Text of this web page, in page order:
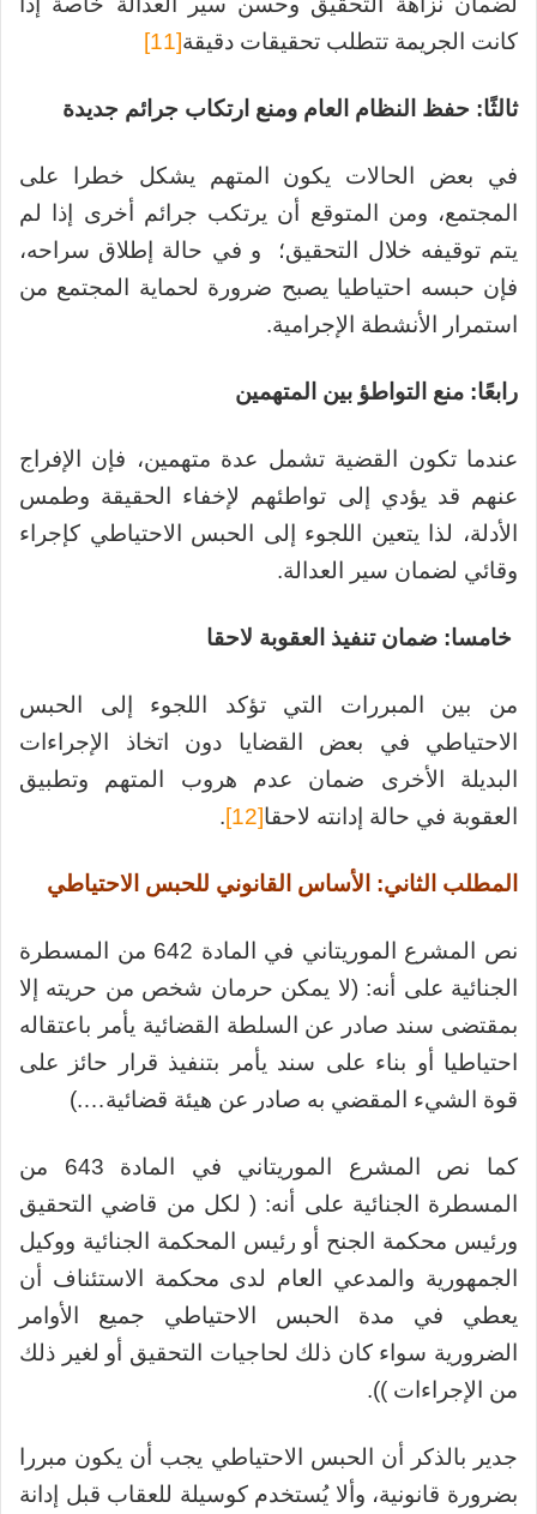
كانت الجريمة تتطلب تحقيقات دقيقة[11]
ثالثًا: حفظ النظام العام ومنع ارتكاب جرائم جديدة
في بعض الحالات يكون المتهم يشكل خطرا على
المجتمع، ومن المتوقع أن يرتكب جرائم أخرى إذا لم
يتم توقيفه خلال التحقيق؛ و في حالة إطلاق سراحه،
فإن حبسه احتياطيا يصبح ضرورة لحماية المجتمع من
استمرار الأنشطة الإجرامية.
رابعًا: منع التواطؤ بين المتهمين
عندما تكون القضية تشمل عدة متهمين، فإن الإفراج
عنهم قد يؤدي إلى تواطئهم لإخفاء الحقيقة وطمس
الأدلة، لذا يتعين اللجوء إلى الحبس الاحتياطي كإجراء
وقائي لضمان سير العدالة.
خامسا: ضمان تنفيذ العقوبة لاحقا
من بين المبررات التي تؤكد اللجوء إلى الحبس
الاحتياطي في بعض القضايا دون اتخاذ الإجراءات
البديلة الأخرى ضمان عدم هروب المتهم وتطبيق
العقوبة في حالة إدانته لاحقا[12]
.
المطلب الثاني: الأساس القانوني للحبس الاحتياطي
نص المشرع الموريتاني في المادة 642 من المسطرة
الجنائية على أنه: (لا يمكن حرمان شخص من حريته إلا
بمقتضى سند صادر عن السلطة القضائية يأمر باعتقاله
احتياطيا أو بناء على سند يأمر بتنفيذ قرار حائز على
قوة الشيء المقضي به صادر عن هيئة قضائية….)
كما نص المشرع الموريتاني في المادة 643 من
المسطرة الجنائية على أنه: ( لكل من قاضي التحقيق
ورئيس محكمة الجنح أو رئيس المحكمة الجنائية ووكيل
الجمهورية والمدعي العام لدى محكمة الاستئناف أن
يعطي في مدة الحبس الاحتياطي جميع الأوامر
الضرورية سواء كان ذلك لحاجيات التحقيق أو لغير ذلك
من الإجراءات )).
جدير بالذكر أن الحبس الاحتياطي يجب أن يكون مبررا
بضرورة قانونية، وألا يُستخدم كوسيلة للعقاب قبل إدانة